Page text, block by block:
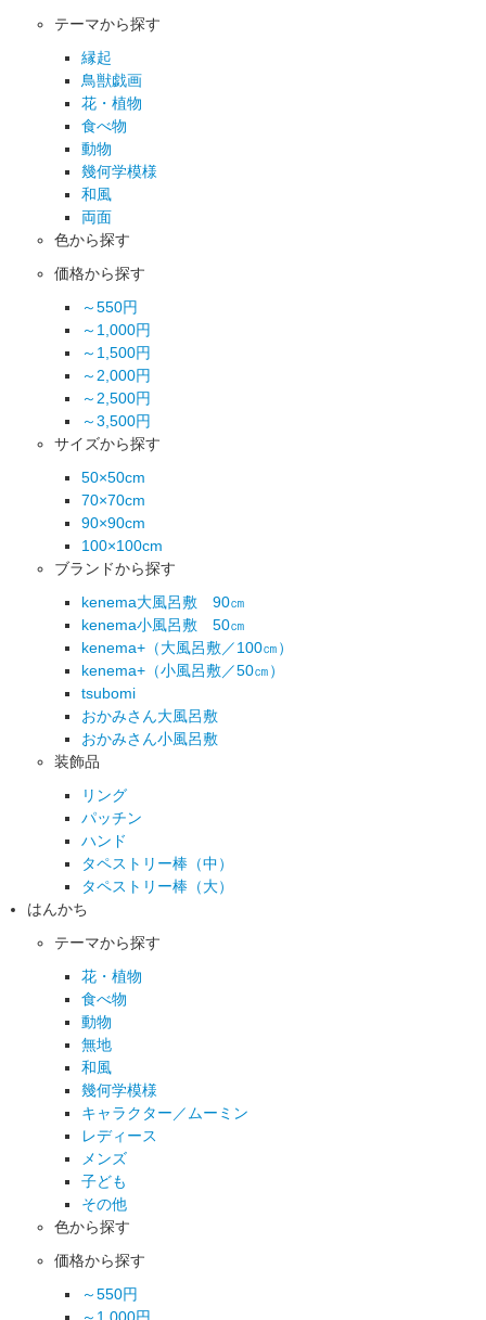
テーマから探す
縁起
鳥獣戯画
花・植物
食べ物
動物
幾何学模様
和風
両面
色から探す
価格から探す
～550円
～1,000円
～1,500円
～2,000円
～2,500円
～3,500円
サイズから探す
50×50cm
70×70cm
90×90cm
100×100cm
ブランドから探す
kenema大風呂敷 90㎝
kenema小風呂敷 50㎝
kenema+（大風呂敷／100㎝）
kenema+（小風呂敷／50㎝）
tsubomi
おかみさん大風呂敷
おかみさん小風呂敷
装飾品
リング
パッチン
ハンド
タペストリー棒（中）
タペストリー棒（大）
はんかち
テーマから探す
花・植物
食べ物
動物
無地
和風
幾何学模様
キャラクター／ムーミン
レディース
メンズ
子ども
その他
色から探す
価格から探す
～550円
～1,000円